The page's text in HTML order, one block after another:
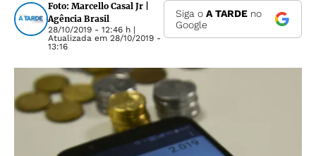
Foto: Marcello Casal Jr |
Agência Brasil
28/10/2019 - 12:46 h |
Atualizada em 28/10/2019 -
13:16
Siga o A TARDEno
Google